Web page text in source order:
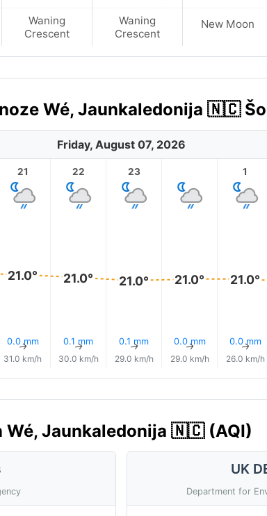
Waning
Crescent
Waning
Crescent
New Moon
Wé, Jaunkaledonija 🇳🇨
Friday, August 07, 2026
21
21.0°
0.0 mm
↑
31.0 km/h
22
21.0°
0.1 mm
↑
30.0 km/h
23
21.0°
0.1 mm
↑
29.0 km/h
21.0°
0.0 mm
↑
29.0 km/h
1
21.0°
0.0 mm
↑
26.0 km/h
Wé, Jaunkaledonija 🇳🇨 (AQI)
UK
Department for